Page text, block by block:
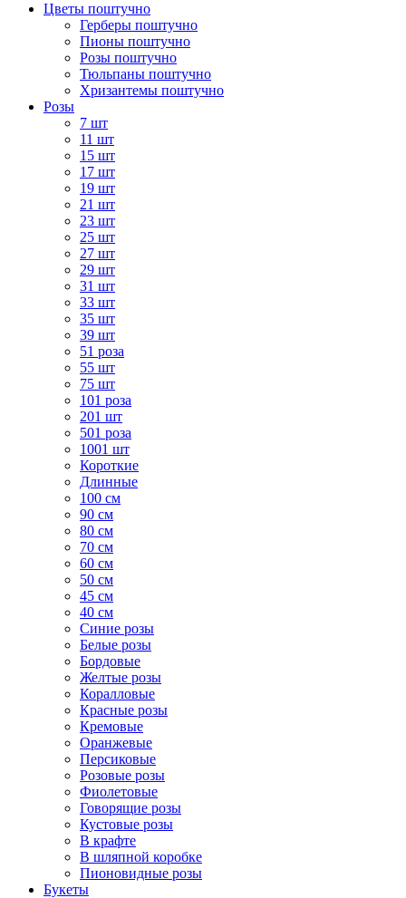
Цветы поштучно
Герберы поштучно
Пионы поштучно
Розы поштучно
Тюльпаны поштучно
Хризантемы поштучно
Розы
7 шт
11 шт
15 шт
17 шт
19 шт
21 шт
23 шт
25 шт
27 шт
29 шт
31 шт
33 шт
35 шт
39 шт
51 роза
55 шт
75 шт
101 роза
201 шт
501 роза
1001 шт
Короткие
Длинные
100 см
90 см
80 см
70 см
60 см
50 см
45 см
40 см
Cиние розы
Белые розы
Бордовые
Желтые розы
Коралловые
Красные розы
Кремовые
Оранжевые
Персиковые
Розовые розы
Фиолетовые
Говорящие розы
Кустовые розы
В крафте
В шляпной коробке
Пионовидные розы
Букеты